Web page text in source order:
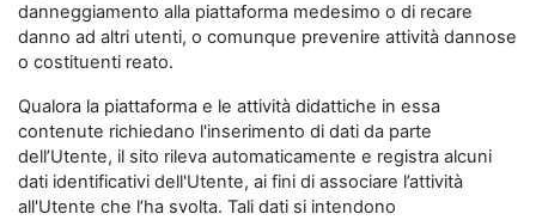
danneggiamento alla piattaforma medesimo o di recare
danno ad altri utenti, o comunque prevenire attività dannose
o costituenti reato.
Qualora la piattaforma e le attività didattiche in essa
contenute richiedano l'inserimento di dati da parte
dell’Utente, il sito rileva automaticamente e registra alcuni
dati identificativi dell'Utente, ai fini di associare l’attività
all'Utente che l’ha svolta. Tali dati si intendono